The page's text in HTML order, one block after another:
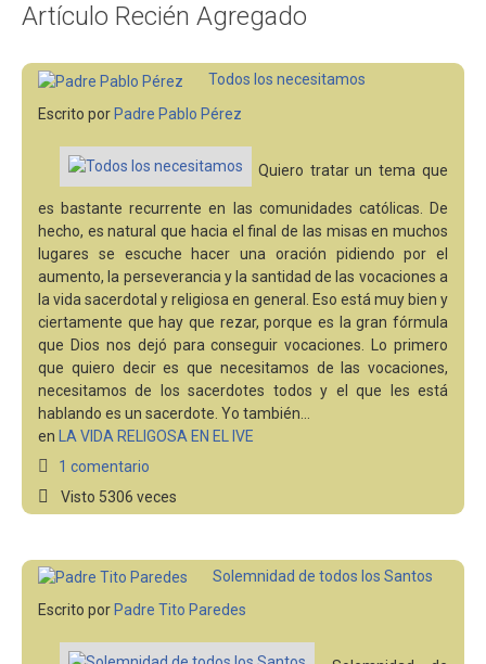
Artículo Recién Agregado
Todos los necesitamos
Escrito porPadre Pablo Pérez
Quiero tratar un tema que
es bastante recurrente en las comunidades católicas. De
hecho, es natural que hacia el final de las misas en muchos
lugares se escuche hacer una oración pidiendo por el
aumento, la perseverancia y la santidad de las vocaciones a
la vida sacerdotal y religiosa en general. Eso está muy bien y
ciertamente que hay que rezar, porque es la gran fórmula
que Dios nos dejó para conseguir vocaciones. Lo primero
que quiero decir es que necesitamos de las vocaciones,
necesitamos de los sacerdotes todos y el que les está
hablando es un sacerdote. Yo también…
en LA VIDA RELIGOSA EN EL IVE
1 comentario
Visto 5306 veces
Solemnidad de todos los Santos
Escrito por Padre Tito Paredes